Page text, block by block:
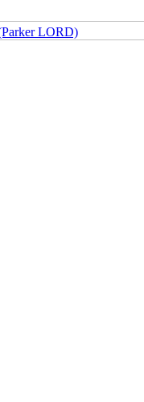
LORD)